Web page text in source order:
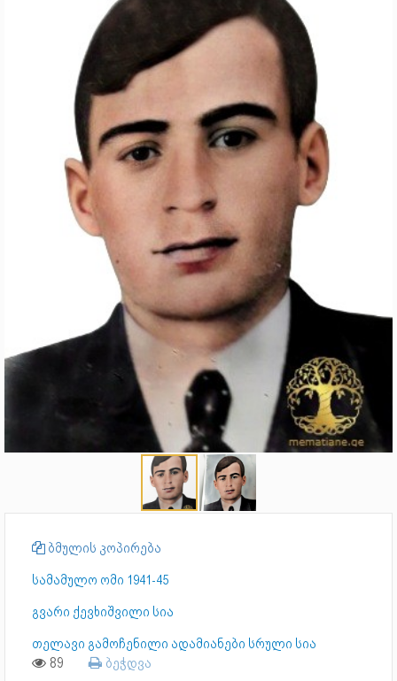
ბმულის კოპირება
სამამულო ომი 1941-45
გვარი ქევხიშვილი სია
თელავი გამოჩენილი ადამიანები სრული სია
89 ბეჭდვა